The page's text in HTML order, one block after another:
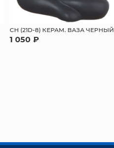
СН (21D-8) КЕРАМ. ВАЗА ЧЕРНЫЙ
1 050 ₽